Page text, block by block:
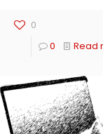
0
0
Read